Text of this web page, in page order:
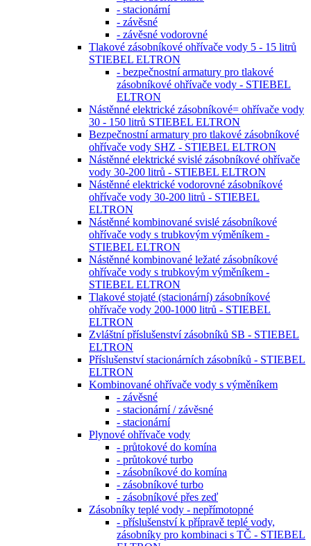
- stacionární
- závěsné
- závěsné vodorovné
Tlakové zásobníkové ohřívače vody 5 - 15 litrů
STIEBEL ELTRON
- bezpečnostní armatury pro tlakové
zásobníkové ohřívače vody - STIEBEL
ELTRON
Nástěnné elektrické zásobníkové= ohřívače vody
30 - 150 litrů STIEBEL ELTRON
Bezpečnostní armatury pro tlakové zásobníkové
ohřívače vody SHZ - STIEBEL ELTRON
Nástěnné elektrické svislé zásobníkové ohřívače
vody 30-200 litrů - STIEBEL ELTRON
Nástěnné elektrické vodorovné zásobníkové
ohřívače vody 30-200 litrů - STIEBEL
ELTRON
Nástěnné kombinované svislé zásobníkové
ohřívače vody s trubkovým výměníkem -
STIEBEL ELTRON
Nástěnné kombinované ležaté zásobníkové
ohřívače vody s trubkovým výměníkem -
STIEBEL ELTRON
Tlakové stojaté (stacionární) zásobníkové
ohřívače vody 200-1000 litrů - STIEBEL
ELTRON
Zvláštní příslušenství zásobníků SB - STIEBEL
ELTRON
Příslušenství stacionárních zásobníků - STIEBEL
ELTRON
Kombinované ohřívače vody s výměníkem
- závěsné
- stacionární / závěsné
- stacionární
Plynové ohřívače vody
- průtokové do komína
- průtokové turbo
- zásobníkové do komína
- zásobníkové turbo
- zásobníkové přes zeď
Zásobníky teplé vody - nepřímotopné
- příslušenství k přípravě teplé vody,
zásobníky pro kombinaci s TČ - STIEBEL